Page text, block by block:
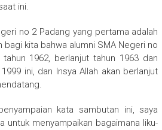
ini.
no 2 Padang yang pertama adalah
bagi kita bahwa alumni SMA Negeri no
1962, berlanjut tahun 1963 dan
ini, dan Insya Allah akan berlanjut
kata sambutan ini, saya
untuk menyampaikan bagaimana liku-